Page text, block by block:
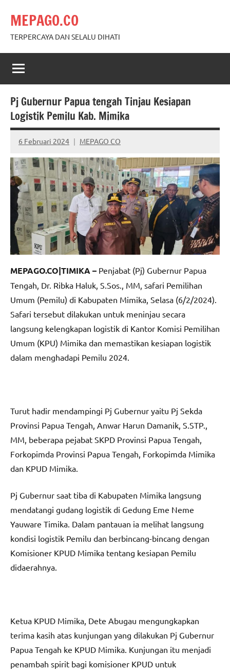
content
MEPAGO.CO
TERPERCAYA DAN SELALU DIHATI
Pj Gubernur Papua tengah Tinjau Kesiapan
Logistik Pemilu Kab. Mimika
6 Februari 2024 MEPAGO CO
No
comments
MEPAGO.CO|TIMIKA – Penjabat (Pj) Gubernur Papua
Tengah, Dr. Ribka Haluk, S.Sos., MM, safari Pemilihan
Umum (Pemilu) di Kabupaten Mimika, Selasa (6/2/2024).
Safari tersebut dilakukan untuk meninjau secara
langsung kelengkapan logistik di Kantor Komisi Pemilihan
Umum (KPU) Mimika dan memastikan kesiapan logistik
dalam menghadapi Pemilu 2024.
Turut hadir mendampingi Pj Gubernur yaitu Pj Sekda
Provinsi Papua Tengah, Anwar Harun Damanik, S.STP.,
MM, beberapa pejabat SKPD Provinsi Papua Tengah,
Forkopimda Provinsi Papua Tengah, Forkopimda Mimika
dan KPUD Mimika.
Pj Gubernur saat tiba di Kabupaten Mimika langsung
mendatangi gudang logistik di Gedung Eme Neme
Yauware Timika. Dalam pantauan ia melihat langsung
kondisi logistik Pemilu dan berbincang-bincang dengan
Komisioner KPUD Mimika tentang kesiapan Pemilu
didaerahnya.
Ketua KPUD Mimika, Dete Abugau mengungkapkan
terima kasih atas kunjungan yang dilakukan Pj Gubernur
Papua Tengah ke KPUD Mimika. Kunjungan itu menjadi
penambah spirit bagi komisioner KPUD untuk